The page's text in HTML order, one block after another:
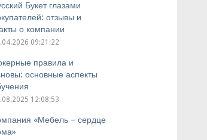
Букет глазами
отзывы и
о компании
09:21:22
правила и
основные аспекты
12:08:53
«Мебель – сердце